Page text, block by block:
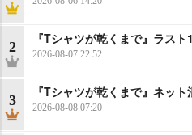
2
『Tシャツが乾くまで』ラスト
2026-08-07 22:52
3
『Tシャツが乾くまで』ネット
2026-08-08 07:20